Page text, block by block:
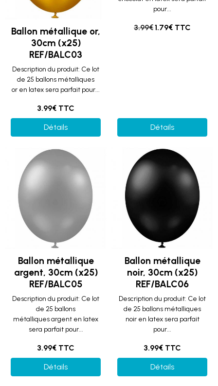
Ballon métallique or,
30cm (x25)
REF/BALC03
Description du produit: Ce lot
de 25 ballons métalliques
or en latex sera parfait pour...
3.99€ TTC
Détails
pour...
3.99€1.79€ TTC
Détails
Ballon métallique
argent, 30cm (x25)
REF/BALC05
Description du produit: Ce lot
de 25 ballons
métalliques argent en latex
sera parfait pour...
3.99€ TTC
Détails
Ballon métallique
noir, 30cm (x25)
REF/BALC06
Description du produit: Ce lot
de 25 ballons métalliques
noir en latex sera parfait
pour...
3.99€ TTC
Détails